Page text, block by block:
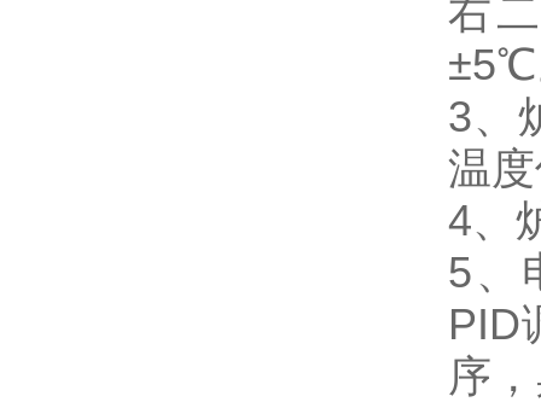
右
±5℃
3、
温
4、
5、
PID
序